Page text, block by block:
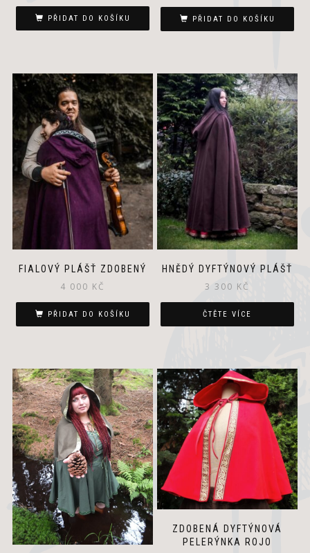
PŘIDAT DO KOŠÍKU PŘIDAT DO KOŠÍKU
FIALOVÝ PLÁŠŤ ZDOBENÝ
4 000 KČ
PŘIDAT DO KOŠÍKU
HNĚDÝ DYFTÝNOVÝ PLÁŠŤ
3 300 KČ
ČTĚTE VÍCE
ZDOBENÁ DYFTÝNOVÁ
PELERÝNKA ROJO